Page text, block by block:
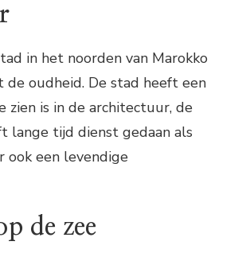
in het noorden van Marokko
oudheid. De stad heeft een
zien is in de architectuur, de
lange tijd dienst gedaan als
ook een levendige
de zee